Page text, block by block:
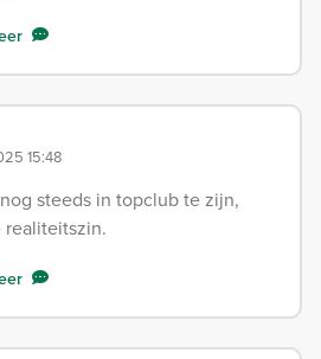
15:48
steeds in topclub te zijn,
realiteitszin.